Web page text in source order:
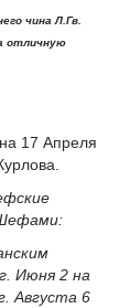
чина Л.Гв.
отличную
17 Апреля
Июня 2 на
Августа 6